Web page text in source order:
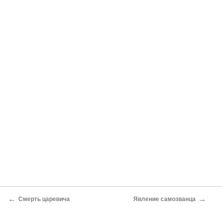
← Смерть царевича Явление самозванца →